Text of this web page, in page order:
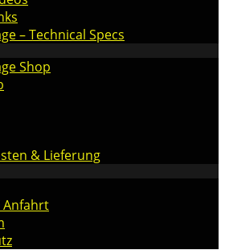
– Technical Specs
Shop
& Lieferung
Anfahrt